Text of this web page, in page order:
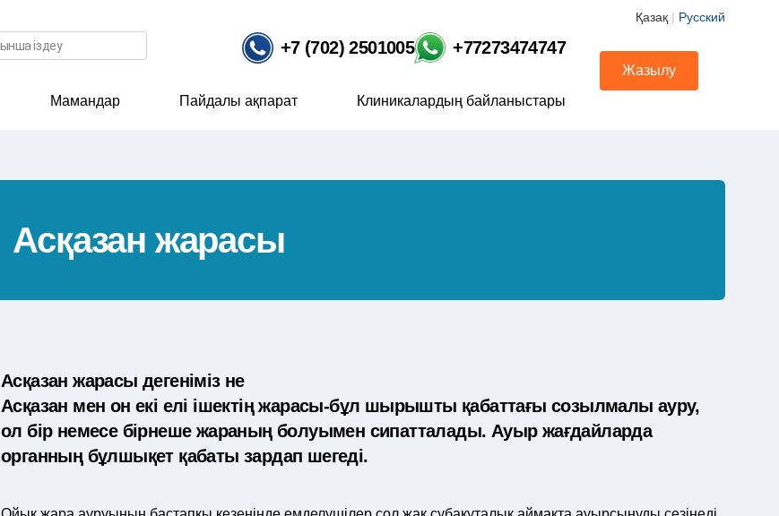
Қазақ | Русский
+7 (702) 2501005 +77273474747
Мамандар Пайдалы ақпарат Клиникалардың байланыстары
Жазылу
Асқазан жарасы
Асқазан жарасы дегеніміз не
Асқазан мен он екі елі ішектің жарасы-бұл шырышты қабаттағы созылмалы ауру,
ол бір немесе бірнеше жараның болуымен сипатталады. Ауыр жағдайларда
органның бұлшықет қабаты зардап шегеді.